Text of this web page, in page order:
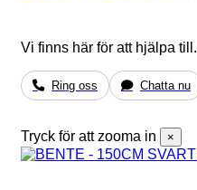
Vi finns här för att hjälpa till.
Ring oss Chatta nu
Tryck för att zooma in ×